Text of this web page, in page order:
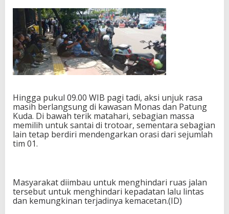
Hingga pukul 09.00 WIB pagi tadi, aksi unjuk rasa
masih berlangsung di kawasan Monas dan Patung
Kuda. Di bawah terik matahari, sebagian massa
memilih untuk santai di trotoar, sementara sebagian
lain tetap berdiri mendengarkan orasi dari sejumlah
tim 01.
Masyarakat diimbau untuk menghindari ruas jalan
tersebut untuk menghindari kepadatan lalu lintas
dan kemungkinan terjadinya kemacetan.(ID)